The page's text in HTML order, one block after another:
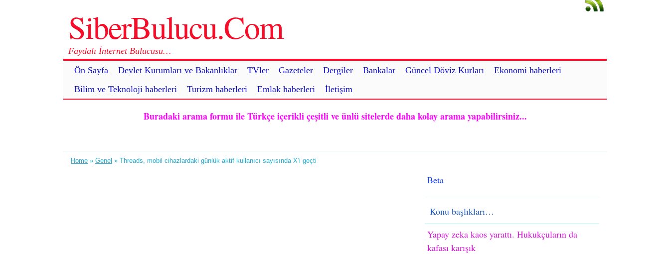
SiberBulucu.Com
Faydalı İnternet Bulucusu…
Ön Sayfa
Devlet Kurumları ve Bakanlıklar TVler Gazeteler Dergiler Bankalar Güncel Döviz Kurları
Ekonomi haberleri
Bilim ve Teknoloji haberleri
Turizm haberleri Emlak haberleri İletişim
Buradaki arama formu ile Türkçe içerikli çeşitli ve ünlü sitelerde daha kolay arama yapabilirsiniz...
Home » Genel » Threads, mobil cihazlardaki günlük aktif kullanıcı sayısında X’i geçti
Beta
Konu başlıkları…
Yapay zeka kaos yarattı. Hukukçuların da
kafası karışık